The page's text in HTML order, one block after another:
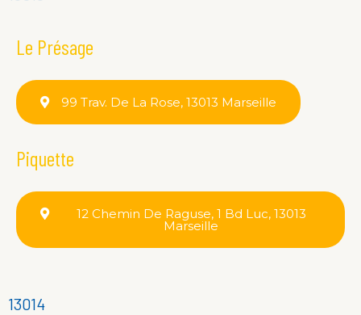
Le Présage
99 Trav. De La Rose, 13013 Marseille
Piquette
12 Chemin De Raguse, 1 Bd Luc, 13013
Marseille
13014